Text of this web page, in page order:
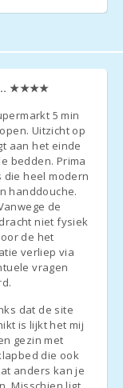
salida son flexibles.
horas.
un
días. Los días
aplicable a niños
en el momento de
para organizar su
en la
★★★★
5 min
Uitzicht op
aan het einde
bedden. Prima
heel modern
handdouche.
de
niet fysiek
de het
verliep via
vragen
dat de site
is lijkt het mij
gezin met
die ook
anders kan je